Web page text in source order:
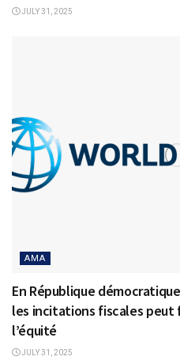
JULY 31, 2025
AMA
En République
les incitations fiscales peut
l’équité
JULY 31, 2025